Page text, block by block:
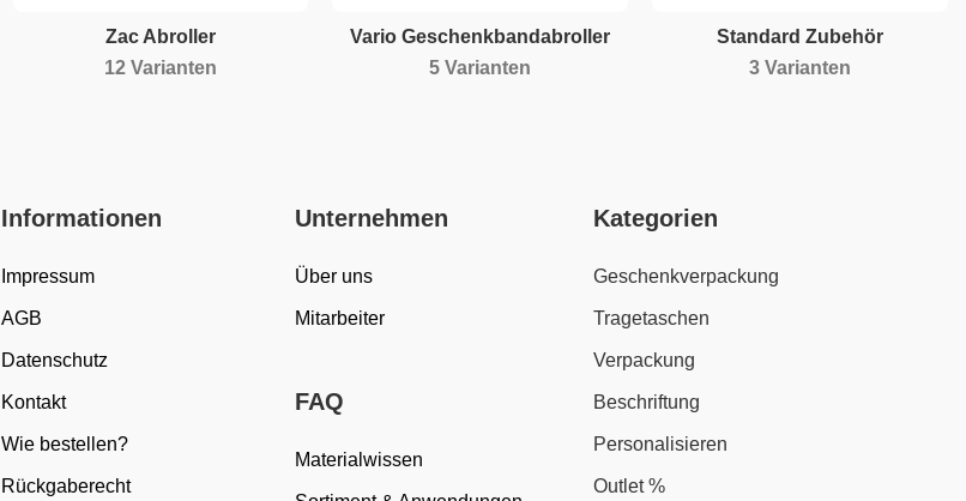
Zac Abroller
12 Varianten
Vario Geschenkbandabroller
5 Varianten
Standard Zubehör
3 Varianten
Informationen
Impressum
AGB
Datenschutz
Kontakt
Wie bestellen?
Rückgaberecht
Unternehmen
Über uns
Mitarbeiter
FAQ
Materialwissen
Kategorien
Geschenkverpackung
Tragetaschen
Verpackung
Beschriftung
Personalisieren
Outlet %